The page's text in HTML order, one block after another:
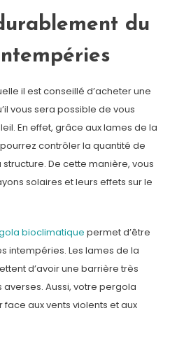
du
il est conseillé d’acheter une
vous sera possible de vous
En effet, grâce aux lames de la
contrôler la quantité de
structure. De cette manière, vous
solaires et leurs effets sur le
bioclimatique permet d’être
intempéries. Les lames de la
d’avoir une barrière très
Aussi, votre pergola
aux vents violents et aux